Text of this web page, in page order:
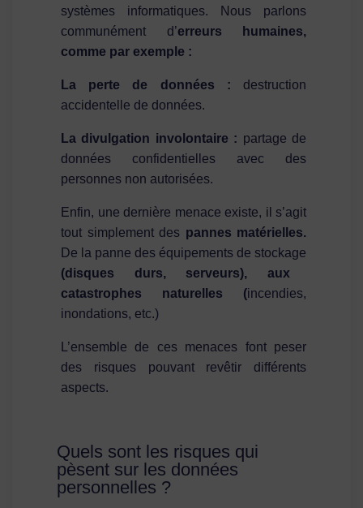
systèmes informatiques. Nous parlons
communément d’erreurs humaines,
comme par exemple :
La perte de données : destruction
accidentelle de données.
La divulgation involontaire : partage de
données confidentielles avec des
personnes non autorisées.
Enfin, une dernière menace existe, il s’agit
tout simplement des pannes matérielles.
De la panne des équipements de stockage
(disques durs, serveurs), aux
catastrophes naturelles (incendies,
inondations, etc.)
L’ensemble de ces menaces font peser
des risques pouvant revêtir différents
aspects.
Quels sont les risques qui
pèsent sur les données
personnelles ?